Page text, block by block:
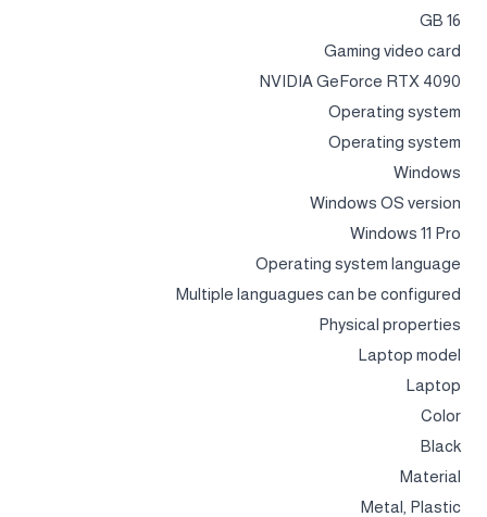
16 GB
Gaming video card
NVIDIA GeForce RTX 4090
Operating system
Operating system
Windows
Windows OS version
Windows 11 Pro
Operating system language
Multiple languagues can be configured
Physical properties
Laptop model
Laptop
Color
Black
Material
Metal, Plastic